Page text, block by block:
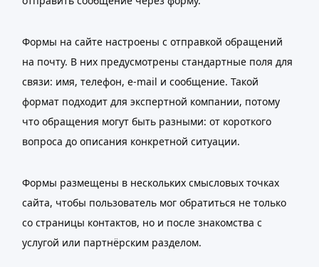
Формы на сайте настроены с отправкой обращений
на почту. В них предусмотрены стандартные поля для
связи: имя, телефон, e-mail и сообщение. Такой
формат подходит для экспертной компании, потому
что обращения могут быть разными: от короткого
вопроса до описания конкретной ситуации.
Формы размещены в нескольких смысловых точках
сайта, чтобы пользователь мог обратиться не только
со страницы контактов, но и после знакомства с
услугой или партнёрским разделом.